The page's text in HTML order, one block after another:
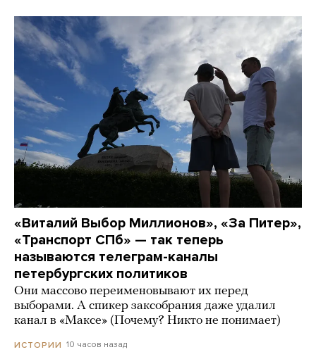
«Виталий Выбор Миллионов», «За Питер»,
«Транспорт СПб» — так теперь
называются телеграм-каналы
петербургских политиков
Они массово переименовывают их перед
выборами. А спикер заксобрания даже удалил
канал в «Максе» (Почему? Никто не понимает)
ИСТОРИИ 10 часов назад